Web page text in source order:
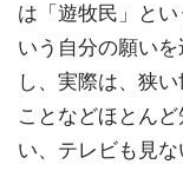
は「遊牧民」と
いう自分の願い
し、実際は、狭
ことなどほとん
い、テレビも見